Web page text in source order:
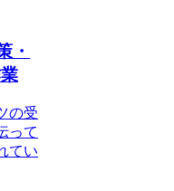
・
の受
って
てい